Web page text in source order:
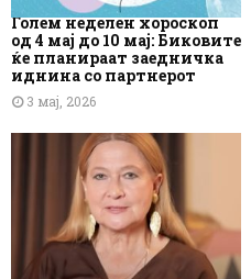
Голем неделен хороскоп
од 4 мај до 10 мај: Биковите
ќе планираат заедничка
иднина со партнерот
3 мај, 2026